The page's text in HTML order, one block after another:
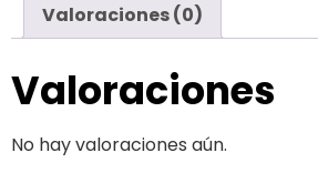
Valoraciones (0)
Valoraciones
No hay valoraciones aún.